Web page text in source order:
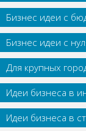
Бизнес идеи с
Бизнес идеи с
Для крупных
Идеи бизнеса в
Идеи бизнеса в